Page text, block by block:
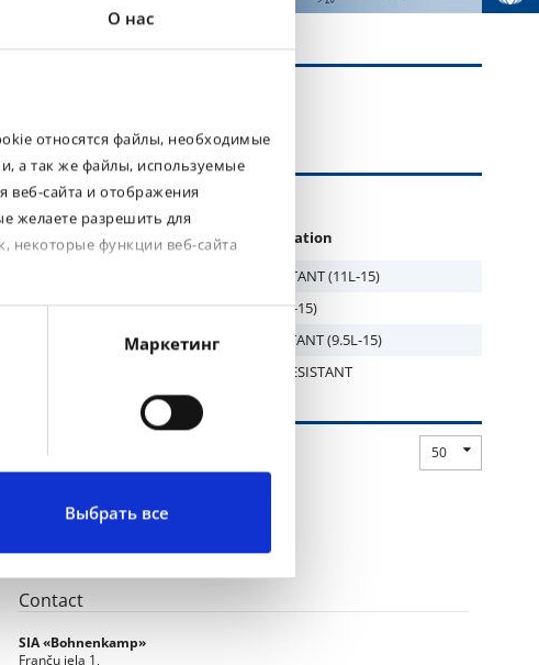
О нас
относятся файлы, необходимые
а так же файлы, используемые
веб-сайта и отображения
желаете разрешить для
некоторые функции веб-сайта
Маркетинг
Выбрать все
Brand
Specification
STUBBLE RESISTANT (11L-15)
BKT
(12.5L-15)
STUBBLE RESISTANT (9.5L-15)
STUBBLE RESISTANT
50
Contact
SIA «Bohnenkamp»
Franču iela 1,